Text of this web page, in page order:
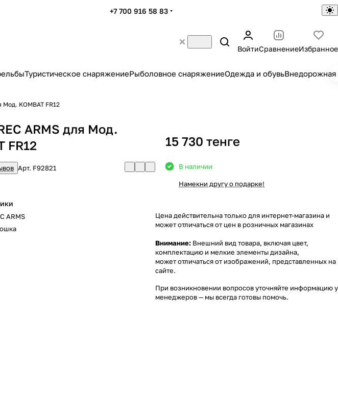
+7 700 916 58 83
ВойтиСравнениеИзбранное
Туристическое снаряжениеРыболовное снаряжениеОдежда и обувьВнедорожная
KOMBAT FR12
ARMS для Moд.
FR12
Арт. F92821
ARMS
15 730 тенге
В наличии
Намекни другу о подарке!
Цена действительна только для интернет-магазина и
может отличаться от цен в розничных магазинах
Внимание: Внешний вид товара, включая цвет,
комплектацию и мелкие элементы дизайна,
может отличаться от изображений, представленных на
сайте.
При возникновении вопросов уточняйте информацию у
менеджеров— мы всегда готовы помочь.